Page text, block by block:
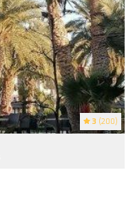
3 (200)